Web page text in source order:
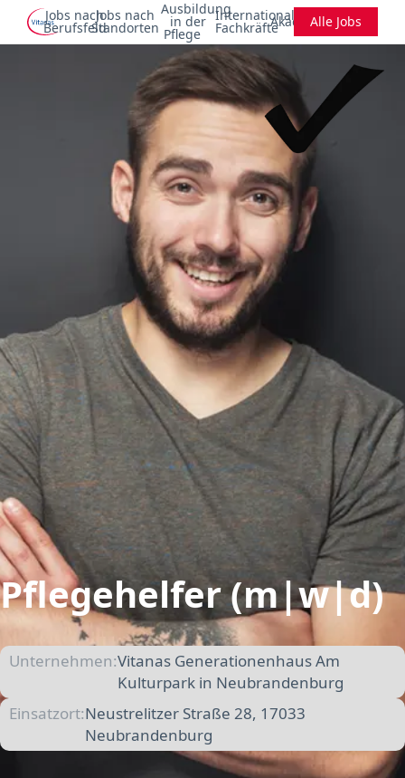
Jobs nach
Berufsfeld
Jobs nach
Standorten
Ausbildung
in der
Pflege
Internationale
FachkräfteAkademieAlle Jobs
Pflegehelfer (m|w|d)
Unternehmen:Vitanas Generationenhaus Am
Kulturpark in Neubrandenburg
Einsatzort:Neustrelitzer Straße 28, 17033
Neubrandenburg